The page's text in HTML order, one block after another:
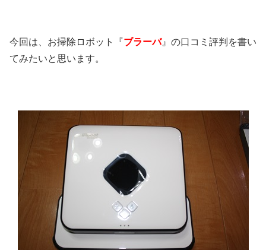
今回は、お掃除ロボット『ブラーバ』の口コミ評判を書い
てみたいと思います。